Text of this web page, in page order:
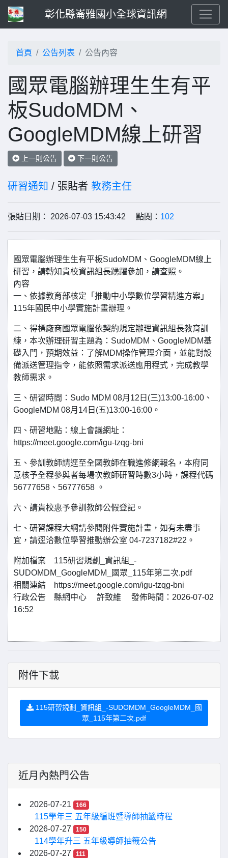
彰化縣崙雅國小全球資訊網
首頁 公告列表 公告內容
國眾電腦辦理生生有平
板SudoMDM、
GoogleMDM線上研習
上一則公告 下一則公告
研習通知 / 張貼者 教務主任
張貼日期： 2026-07-03 15:43:42 點閱： 102
國眾電腦辦理生生有平板SudoMDM、GoogleMDM線上
研習，請轉知貴校資訊組長踴躍參加，請查照。
內容
一、依據教育部核定「推動中小學數位學習精進方案」
115年國民中小學實施計畫辦理。
二、得標廠商國眾電腦依契約規定辦理資訊組長教育訓
練，本次辦理研習主題為：SudoMDM、GoogleMDM基
礎入門，預期效益：了解MDM操作管理介面，並能對設
備派送管理指令，能依照需求派送應用程式，完成教學
教師需求。
三、研習時間：Sudo MDM 08月12日(三)13:00-16:00、
GoogleMDM 08月14日(五)13:00-16:00。
四、研習地點：線上會議網址：
https://meet.google.com/igu-tzqg-bni
五、參訓教師請逕至全國教師在職進修網報名，本府同
意核予全程參與者每場次教師研習時數3小時，課程代碼
56777658、56777658 。
六、請貴校惠予參訓教師公假登記。
七、研習課程大綱請參閱附件實施計畫，如有未盡事
宜，請逕洽數位學習推動辦公室 04-7237182#22。
附加檔案 115研習規劃_資訊組_-
SUDOMDM_GoogleMDM_國眾_115年第二次.pdf
相關連結 https://meet.google.com/igu-tzqg-bni
行政公告 縣網中心 許致維 發佈時間：2026-07-02
16:52
附件下載
115研習規劃_資訊組_-SUDOMDM_GoogleMDM_國
眾_115年第二次.pdf
近月內熱門公告
2026-07-21 166
115學年三 五年級編班暨導師抽籤時程
2026-07-27
150
114學年升三 五年級導師抽籤公告
2026-07-27
111